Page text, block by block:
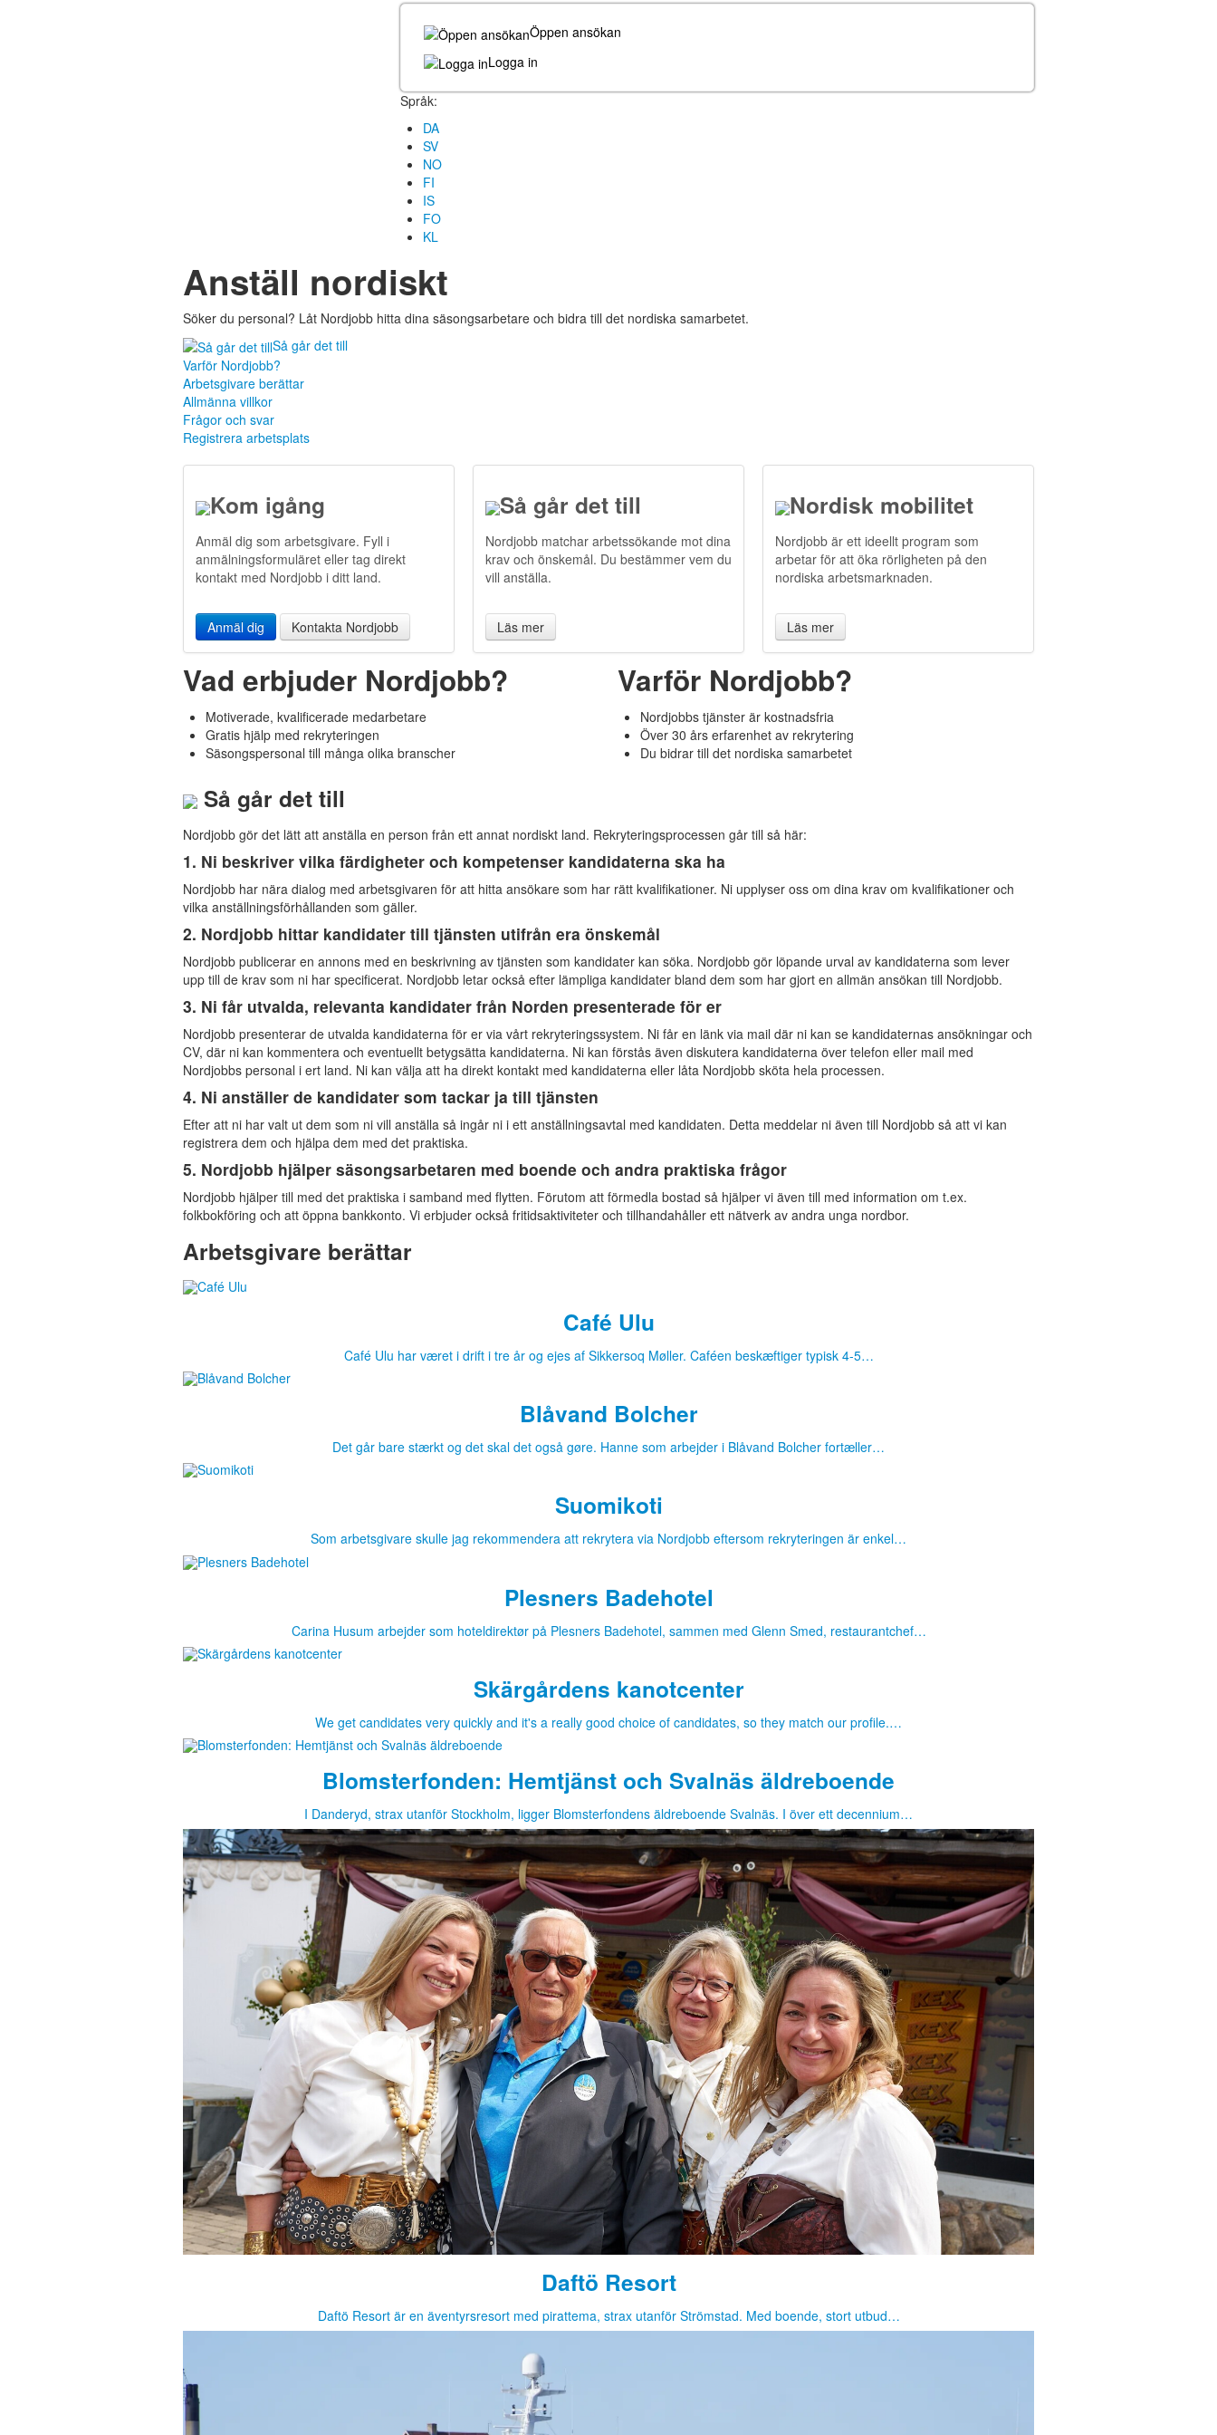
Öppen ansökan
Logga in
Språk:
DA
SV
NO
FI
IS
FO
KL
Anställ nordiskt
Söker du personal? Låt Nordjobb hitta dina säsongsarbetare och bidra till det nordiska samarbetet.
Så går det till
Varför Nordjobb?
Arbetsgivare berättar
Allmänna villkor
Frågor och svar
Registrera arbetsplats
Kom igång
Anmäl dig som arbetsgivare. Fyll i
anmälningsformuläret eller tag direkt
kontakt med Nordjobb i ditt land.
Anmäl dig Kontakta Nordjobb
Så går det till
Nordjobb matchar arbetssökande mot dina
krav och önskemål. Du bestämmer vem du
vill anställa.
Läs mer
Nordisk mobilitet
Nordjobb är ett ideellt program som
arbetar för att öka rörligheten på den
nordiska arbetsmarknaden.
Läs mer
Vad erbjuder Nordjobb?
Motiverade, kvalificerade medarbetare
Gratis hjälp med rekryteringen
Säsongspersonal till många olika branscher
Varför Nordjobb?
Nordjobbs tjänster är kostnadsfria
Över 30 års erfarenhet av rekrytering
Du bidrar till det nordiska samarbetet
Så går det till
Nordjobb gör det lätt att anställa en person från ett annat nordiskt land. Rekryteringsprocessen går till så här:
1. Ni beskriver vilka färdigheter och kompetenser kandidaterna ska ha
Nordjobb har nära dialog med arbetsgivaren för att hitta ansökare som har rätt kvalifikationer. Ni upplyser oss om dina krav om kvalifikationer och
vilka anställningsförhållanden som gäller.
2. Nordjobb hittar kandidater till tjänsten utifrån era önskemål
Nordjobb publicerar en annons med en beskrivning av tjänsten som kandidater kan söka. Nordjobb gör löpande urval av kandidaterna som lever
upp till de krav som ni har specificerat. Nordjobb letar också efter lämpliga kandidater bland dem som har gjort en allmän ansökan till Nordjobb.
3. Ni får utvalda, relevanta kandidater från Norden presenterade för er
Nordjobb presenterar de utvalda kandidaterna för er via vårt rekryteringssystem. Ni får en länk via mail där ni kan se kandidaternas ansökningar och
CV, där ni kan kommentera och eventuellt betygsätta kandidaterna. Ni kan förstås även diskutera kandidaterna över telefon eller mail med
Nordjobbs personal i ert land. Ni kan välja att ha direkt kontakt med kandidaterna eller låta Nordjobb sköta hela processen.
4. Ni anställer de kandidater som tackar ja till tjänsten
Efter att ni har valt ut dem som ni vill anställa så ingår ni i ett anställningsavtal med kandidaten. Detta meddelar ni även till Nordjobb så att vi kan
registrera dem och hjälpa dem med det praktiska.
5. Nordjobb hjälper säsongsarbetaren med boende och andra praktiska frågor
Nordjobb hjälper till med det praktiska i samband med flytten. Förutom att förmedla bostad så hjälper vi även till med information om t.ex.
folkbokföring och att öppna bankkonto. Vi erbjuder också fritidsaktiviteter och tillhandahåller ett nätverk av andra unga nordbor.
Arbetsgivare berättar
Café Ulu
Café Ulu har været i drift i tre år og ejes af Sikkersoq Møller. Caféen beskæftiger typisk 4-5…
Blåvand Bolcher
Det går bare stærkt og det skal det også gøre. Hanne som arbejder i Blåvand Bolcher fortæller…
Suomikoti
Som arbetsgivare skulle jag rekommendera att rekrytera via Nordjobb eftersom rekryteringen är enkel…
Plesners Badehotel
Carina Husum arbejder som hoteldirektør på Plesners Badehotel, sammen med Glenn Smed, restaurantchef…
Skärgårdens kanotcenter
We get candidates very quickly and it's a really good choice of candidates, so they match our profile.…
Blomsterfonden: Hemtjänst och Svalnäs äldreboende
I Danderyd, strax utanför Stockholm, ligger Blomsterfondens äldreboende Svalnäs. I över ett decennium…
Daftö Resort
Daftö Resort är en äventyrsresort med pirattema, strax utanför Strömstad. Med boende, stort utbud…